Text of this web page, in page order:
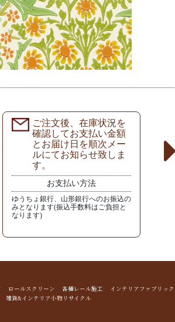
ご注文後、在庫状況を
確認してお支払い金額
とお届け日を順次メー
ルにてお知らせ致しま
す。
お支払い方法
ゆうちょ銀行、山形銀行へのお振込の
みとなります(振込手数料はご負担と
なります)
ロールスクリーン 各種レール施工 インテリアファブリッ
貨&インテリア小物リサイクル